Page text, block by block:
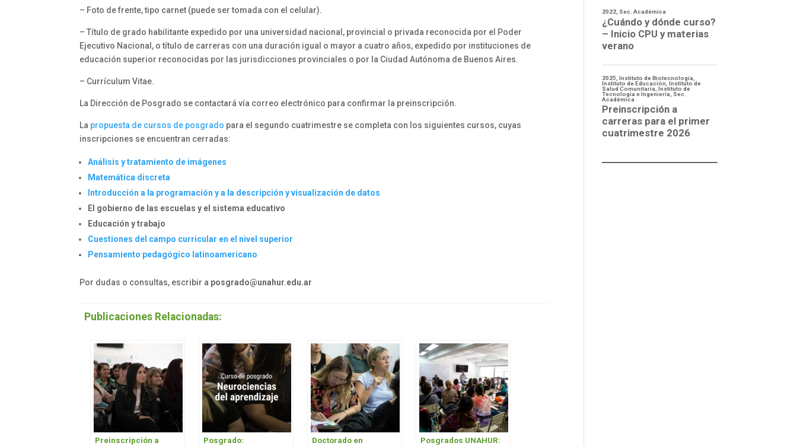
– Foto de frente, tipo carnet (puede ser tomada con el celular).
– Título de grado habilitante expedido por una universidad nacional, provincial o privada reconocida por el Poder
Ejecutivo Nacional, o título de carreras con una duración igual o mayor a cuatro años, expedido por instituciones de
educación superior reconocidas por las jurisdicciones provinciales o por la Ciudad Autónoma de Buenos Aires.
– Currículum Vitae.
La Dirección de Posgrado se contactará vía correo electrónico para confirmar la preinscripción.
La propuesta de cursos de posgrado para el segundo cuatrimestre se completa con los siguientes cursos, cuyas
inscripciones se encuentran cerradas:
Análisis y tratamiento de imágenes
Matemática discreta
Introducción a la programación y a la descripción y visualización de datos
El gobierno de las escuelas y el sistema educativo
Educación y trabajo
Cuestiones del campo curricular en el nivel superior
Pensamiento pedagógico latinoamericano
Por dudas o consultas, escribir a posgrado@unahur.edu.ar
Publicaciones Relacionadas:
Preinscripción a Posgrado: Doctorado en Posgrados UNAHUR: